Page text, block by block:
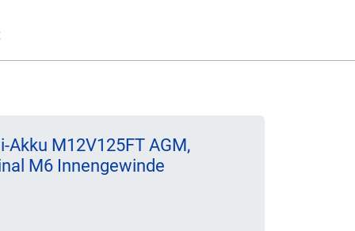
Akku M12V125FT AGM,
M6 Innengewinde